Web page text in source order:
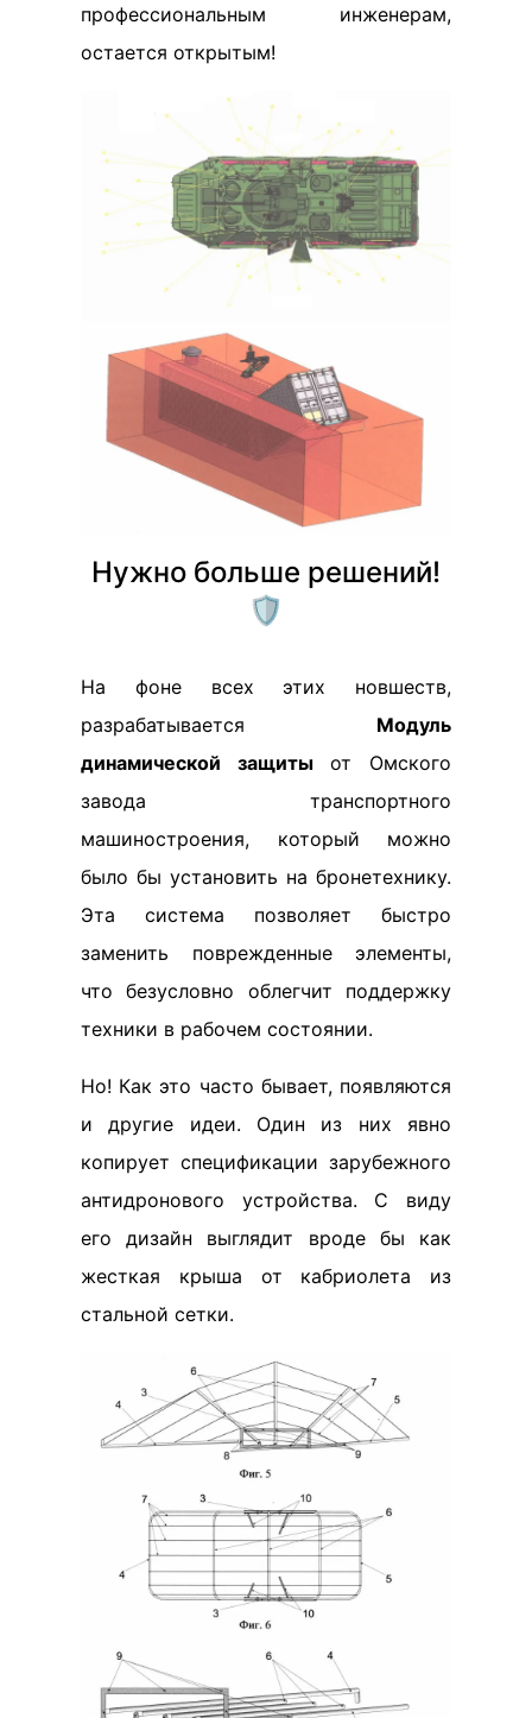
профессиональным инженерам,
остается открытым!
Нужно больше решений!
🛡️
На фоне всех этих новшеств,
разрабатывается Модуль
динамической защитыот Омского
завода транспортного
машиностроения, который можно
было бы установить на бронетехнику.
Эта система позволяет быстро
заменить поврежденные элементы,
что безусловно облегчит поддержку
техники в рабочем состоянии.
Но! Как это часто бывает, появляются
и другие идеи. Один из них явно
копирует спецификации зарубежного
антидронового устройства. С виду
его дизайн выглядит вроде бы как
жесткая крыша от кабриолета из
стальной сетки.